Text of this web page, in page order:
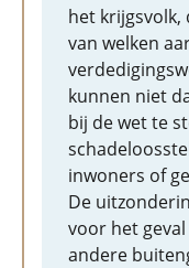
het
van welken
kunnen niet
bij de wet te
inwoners of
De
voor het
andere